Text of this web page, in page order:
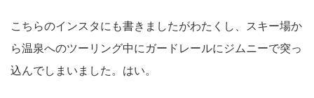
こちらのインスタにも書きましたがわたくし、スキー場か
ら温泉へのツーリング中にガードレールにジムニーで突っ
込んでしまいました。はい。